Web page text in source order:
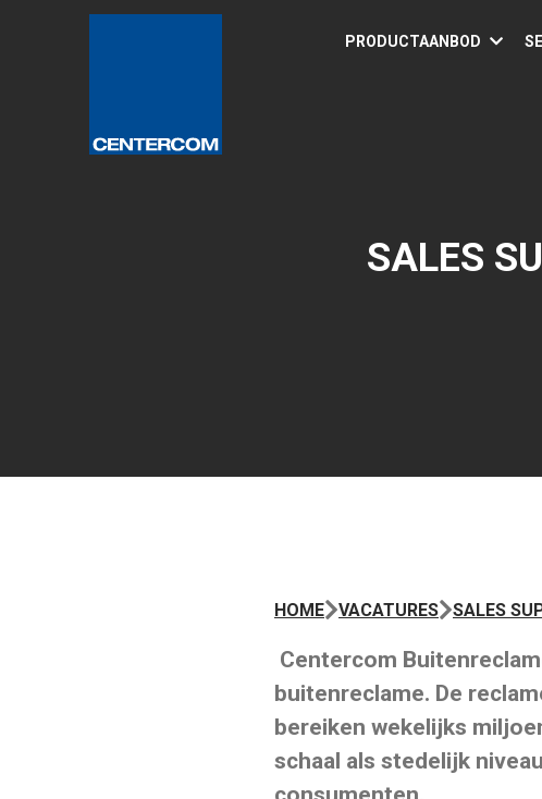
PRODUCTAANBOD
SALES
HOME VACATURES SALES
Centercom
buitenreclame. De
bereiken wekelijks
schaal als stedelijk